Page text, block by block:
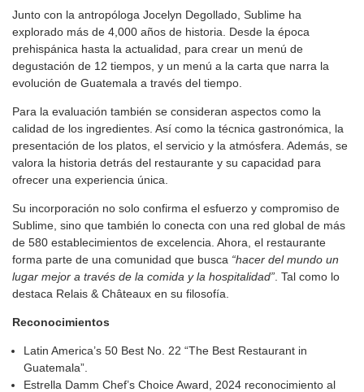
Junto con la antropóloga Jocelyn Degollado, Sublime ha
explorado más de 4,000 años de historia. Desde la época
prehispánica hasta la actualidad, para crear un menú de
degustación de 12 tiempos, y un menú a la carta que narra la
evolución de Guatemala a través del tiempo.
Para la evaluación también se consideran aspectos como la
calidad de los ingredientes. Así como la técnica gastronómica, la
presentación de los platos, el servicio y la atmósfera. Además, se
valora la historia detrás del restaurante y su capacidad para
ofrecer una experiencia única.
Su incorporación no solo confirma el esfuerzo y compromiso de
Sublime, sino que también lo conecta con una red global de más
de 580 establecimientos de excelencia. Ahora, el restaurante
forma parte de una comunidad que busca “hacer del mundo un
lugar mejor a través de la comida y la hospitalidad” . Tal como lo
destaca Relais & Châteaux en su filosofía.
Reconocimientos
Latin America’s 50 Best No. 22 “The Best Restaurant in
Guatemala”.
Estrella Damm Chef’s Choice Award, 2024 reconocimiento al